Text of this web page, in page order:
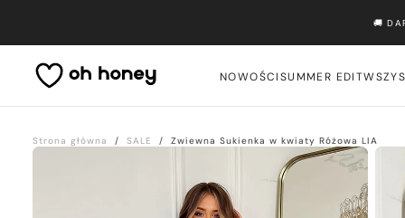
🚚
NOWOŚCISUMMER EDIT
Strona główna / SALE /
Zwiewna Sukienka w kwiaty Różowa LIA